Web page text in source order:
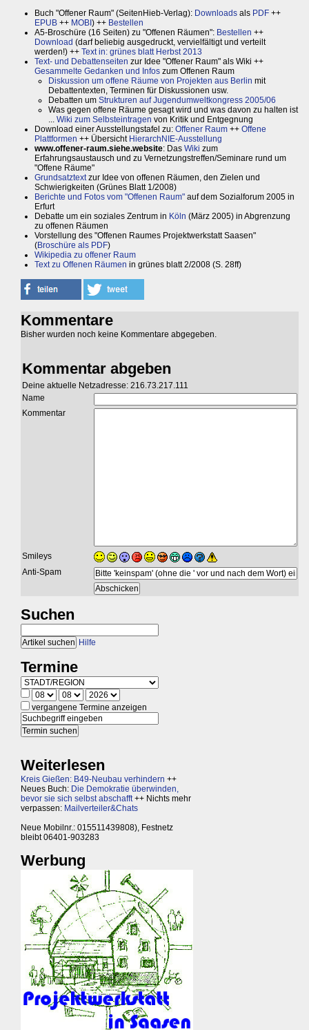
Buch "Offener Raum" (SeitenHieb-Verlag): Downloads als PDF ++
EPUB ++ MOBI ) ++ Bestellen
A5-Broschüre (16 Seiten) zu "Offenen Räumen": Bestellen ++
Download (darf beliebig ausgedruckt, vervielfältigt und verteilt
werden!) ++ Text in: grünes blatt Herbst 2013
Text- und Debattenseiten zur Idee "Offener Raum" als Wiki ++
Gesammelte Gedanken und Infos zum Offenen Raum
Diskussion um offene Räume von Projekten aus Berlin mit
Debattentexten, Terminen für Diskussionen usw.
Debatten um Strukturen auf Jugendumweltkongress 2005/06
Was gegen offene Räume gesagt wird und was davon zu halten ist
... Wiki zum Selbsteintragen von Kritik und Entgegnung
Download einer Ausstellungstafel zu: Offener Raum ++ Offene
Plattformen ++ Übersicht HierarchNIE-Ausstellung
www.offener-raum.siehe.website: Das Wiki zum
Erfahrungsaustausch und zu Vernetzungstreffen/Seminare rund um
"Offene Räume"
Grundsatztextzur Idee von offenen Räumen, den Zielen und
Schwierigkeiten (Grünes Blatt 1/2008)
Berichte und Fotos vom "Offenen Raum" auf dem Sozialforum 2005 in
Erfurt
Debatte um ein soziales Zentrum in Köln (März 2005) in Abgrenzung
zu offenen Räumen
Vorstellung des "Offenen Raumes Projektwerkstatt Saasen"
(Broschüre als PDF)
Wikipedia zu offener Raum
Text zu Offenen Räumen in grünes blatt 2/2008 (S. 28ff)
Kommentare
Bisher wurden noch keine Kommentare abgegeben.
Kommentar abgeben
Deine aktuelle Netzadresse: 216.73.217.111
Name
Kommentar
Smileys
Anti-Spam
Suchen
Hilfe
Termine
vergangene Termine anzeigen
Weiterlesen
Kreis Gießen: B49-Neubau verhindern ++
Neues Buch: Die Demokratie überwinden,
bevor sie sich selbst abschafft++ Nichts mehr
verpassen: Mailverteiler&Chats
Neue Mobilnr.: 015511439808), Festnetz
bleibt 06401-903283
Werbung